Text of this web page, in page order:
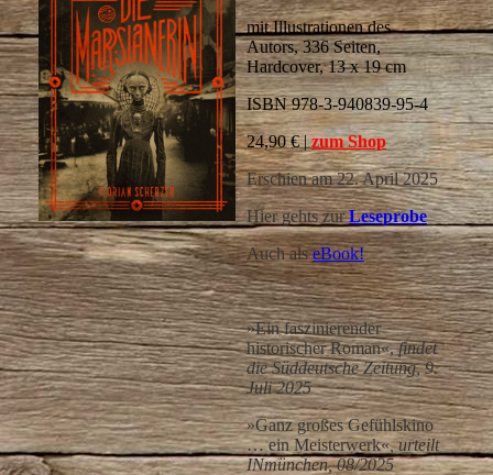
mit Illustrationen des
Autors, 336 Seiten,
Hardcover, 13 x 19 cm
ISBN 978-3-940839-95-4
24,90 € |zum Shop
Erschien am 22. April 2025
Hier gehts zurLeseprobe
Auch alseBook!
»Ein faszinierender
historischer Roman«,findet
die Süddeutsche Zeitung, 9.
Juli 2025
»Ganz großes Gefühlskino
… ein Meisterwerk«, urteilt
INmünchen, 08/2025